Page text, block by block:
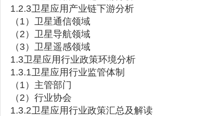
1.2.3卫星应用产业链下游分析
（1）卫星通信领域
（2）卫星导航领域
（3）卫星遥感领域
1.3卫星应用行业政策环境分析
1.3.1卫星应用行业监管体制
（1）主管部门
（2）行业协会
1.3.2卫星应用行业政策汇总及解读